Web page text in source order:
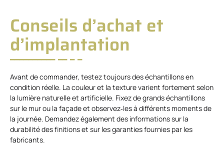
Conseils d’achat et
d’implantation
Avant de commander, testez toujours des échantillons en
condition réelle. La couleur et la texture varient fortement selon
la lumière naturelle et artificielle. Fixez de grands échantillons
sur le mur ou la façade et observez‑les à différents moments de
la journée. Demandez également des informations sur la
durabilité des finitions et sur les garanties fournies par les
fabricants.